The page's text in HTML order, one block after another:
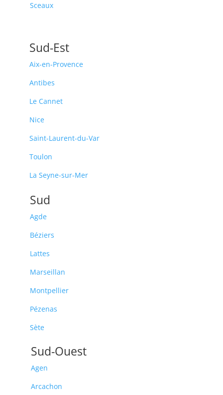
Sceaux
Sud-Est
Aix-en-Provence
Antibes
Le Cannet
Nice
Saint-Laurent-du-Var
Toulon
La Seyne-sur-Mer
Sud
Agde
Béziers
Lattes
Marseillan
Montpellier
Pézenas
Sète
Sud-Ouest
Agen
Arcachon